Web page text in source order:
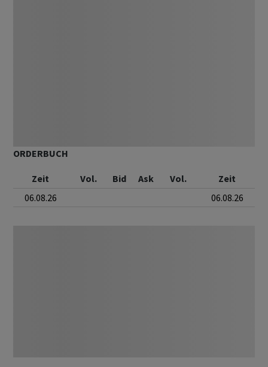
ORDERBUCH
Zeit Vol. Bid Ask Vol.
Zeit
06.08.26
06.08.26